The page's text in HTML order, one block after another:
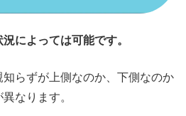
によっては可能です。
らずが上側なのか、下側なのか
なります。